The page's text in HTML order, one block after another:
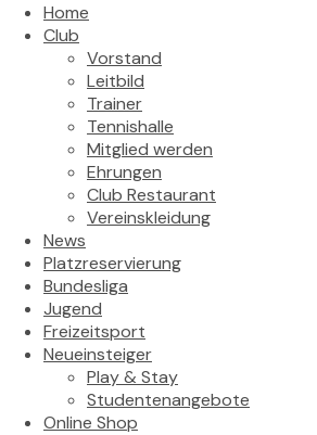
Home
Club
Vorstand
Leitbild
Trainer
Tennishalle
Mitglied werden
Ehrungen
Club Restaurant
Vereinskleidung
News
Platzreservierung
Bundesliga
Jugend
Freizeitsport
Neueinsteiger
Play & Stay
Studentenangebote
Online Shop